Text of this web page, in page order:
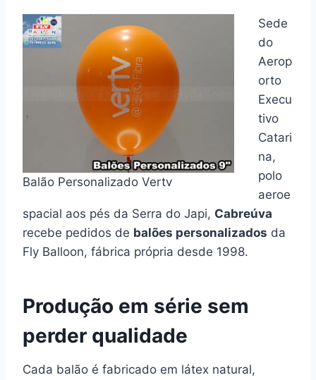
Balão Personalizado Vertv
Sede
do
Aerop
orto
Execu
tivo
Catari
na,
polo
aeroe
spacial aos pés da Serra do Japi, Cabreúva
recebe pedidos de balões personalizados da
Fly Balloon, fábrica própria desde 1998.
Produção em série sem
perder qualidade
Cada balão é fabricado em látex natural,